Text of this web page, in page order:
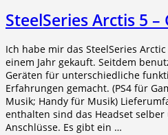
SteelSeries Arctis 5
Ich habe mir das SteelSeries
einem Jahr gekauft. Seitdem
Geräten für unterschiedliche
Erfahrungen gemacht. (PS4 für
Musik; Handy für Musik)
enthalten sind das Headset
Anschlüsse. Es gibt ein …